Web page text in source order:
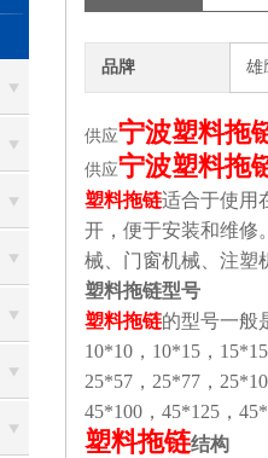
品牌 雄
供应宁波塑料拖
供应宁波塑料拖
塑料拖链适合于使用
开，便于安装和维修
械、门窗机械、注塑
塑料拖链型号
塑料拖链的型号一般
10*10，10*15，
25*57，25*77，
45*100，45*125，
塑料拖链结构